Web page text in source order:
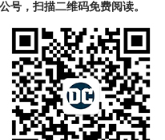
号，扫描二维码免费阅读。